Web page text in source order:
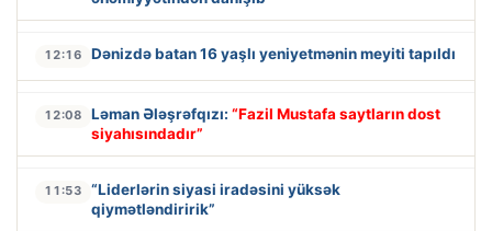
12:16 Dənizdə batan 16 yaşlı yeniyetmənin meyiti tapıldı
12:08 Ləman Ələşrəfqızı: “Fazil Mustafa saytların dost
siyahısındadır”
11:53
“Liderlərin siyasi iradəsini yüksək
qiymətləndiririk”